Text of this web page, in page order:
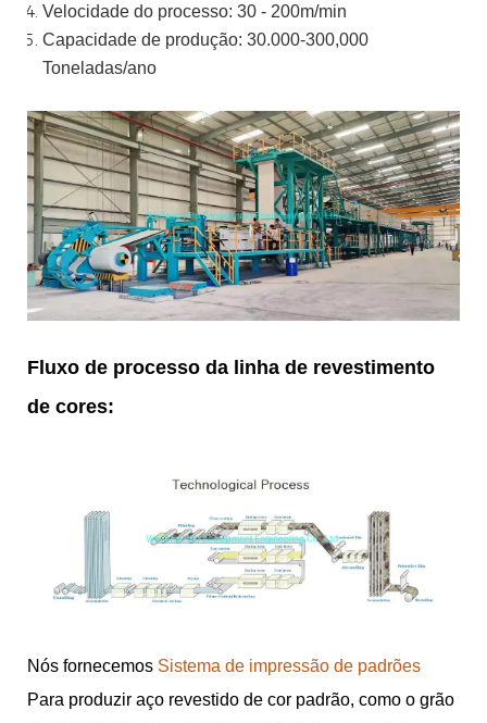
Velocidade do processo: 30 - 200m/min
Capacidade de produção: 30.000-300,000
Toneladas/ano
Fluxo de processo da linha de revestimento
de cores:
Nós fornecemos Sistema de impressão de padrões
Para produzir aço revestido de cor padrão, como o grão